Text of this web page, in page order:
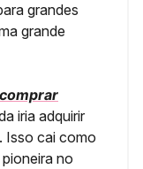
grandes
grande
iria adquirir
Isso cai como
no